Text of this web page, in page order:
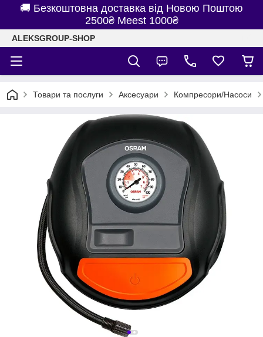
🚚 Безкоштовна доставка від Новою Поштою
2500₴ Meest 1000₴
ALEKSGROUP-SHOP
Товари та послуги Аксесуари Компресори/Насоси